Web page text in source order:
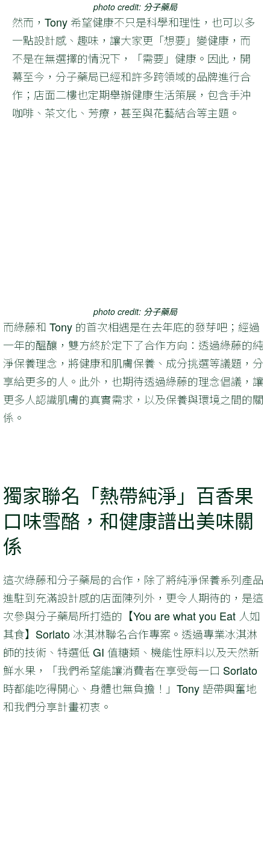
photo credit: 分子藥局
然而，Tony 希望健康不只是科學和理性，也可以多
一點設計感、趣味，讓大家更「想要」變健康，而
不是在無選擇的情況下，「需要」健康。因此，開
幕至今，分子藥局已經和許多跨領域的品牌進行合
作；店面二樓也定期舉辦健康生活策展，包含手沖
咖啡、茶文化、芳療，甚至與花藝結合等主題。
photo credit: 分子藥局
而綠藤和 Tony 的首次相遇是在去年底的發芽吧；經過
一年的醞釀，雙方終於定下了合作方向：透過綠藤的純
淨保養理念，將健康和肌膚保養、成分挑選等議題，分
享給更多的人。此外，也期待透過綠藤的理念倡議，讓
更多人認識肌膚的真實需求，以及保養與環境之間的關
係。
獨家聯名「熱帶純淨」百香果
口味雪酪，和健康譜出美味關
係
這次綠藤和分子藥局的合作，除了將純淨保養系列產品
進駐到充滿設計感的店面陳列外，更令人期待的，是這
次參與分子藥局所打造的【You are what you Eat 人如
其食】Sorlato 冰淇淋聯名合作專案。透過專業冰淇淋
師的技術、特選低 GI 值糖類、機能性原料以及天然新
鮮水果，「我們希望能讓消費者在享受每一口 Sorlato
時都能吃得開心、身體也無負擔！」Tony 語帶興奮地
和我們分享計畫初衷。